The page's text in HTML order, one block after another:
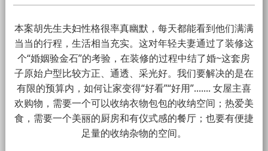
本案胡先生夫妇性格很率真幽默，每天都能看到他们满满
当当的行程，生活相当充实。这对年轻夫妻通过了装修这
个“婚姻验金石”的考验，在装修的过程中结了婚~这套房
子原始户型比较方正、通透、采光好。我们要解决的是在
有限的预算内，如何让家变得“好看”“好用”....... 女屋主喜
欢购物，需要一个可以收纳衣物包包的收纳空间；热爱美
食，需要一个美丽的厨房和有仪式感的餐厅；也要有便捷
足量的收纳杂物的空间。